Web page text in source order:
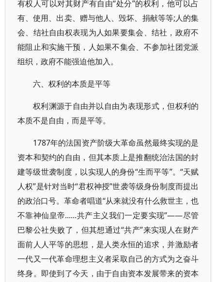
有权人可以对其财产有自由“处分”的权利，他可以占
有、使用、出卖、赠与他人、毁坏、捐献等等;人的集
会、结社自由权表现为人如果要集会、结社，政府不
能阻止和实施干预，人如果不集会、不参加社团党派
组织，政府不能强迫他加入。
六、权利的本质是平等
权利渊源于自由并以自由为表现形式，但权利的
本质不是自由，而是平等。
1787年的法国资产阶级大革命虽然最终实现的是
资本和契约的自由，但其本质上是推翻统治法国的封
建等级世袭制度，以实现人的身份“生而平等”。“天赋
人权”是针对当时“君权神授”世袭等级身份制度而提出
的政治口号。革命者唱道“从来就没有什么救世主，也
不靠神仙皇帝......共产主义我们一定要实现”——尽管
巴黎公社失败了，但其想通过“共产”来实现人在财产
面前人人平等的思想，是人类永恒的追求，并激励者
一代又一代革命理想主义者采取自己的方式为之奋斗
终身。即使到了今天，由于自由资本发展带来的资本